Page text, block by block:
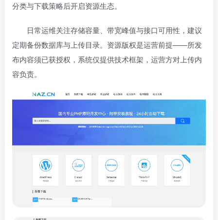
分类与下载策略后开启资源生态。
日常运维关注存储容量、带宽峰值与接口可用性，建议
定期备份数据库与上传目录。资源版权是运营前提——所发
布内容须已获授权，系统仅提供技术框架，运营方对上传内
容负责。